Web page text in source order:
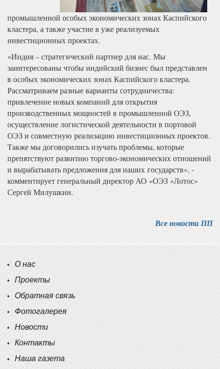
промышленной особых экономических зонах Каспийского
кластера, а также участие в уже реализуемых
инвестиционных проектах.
«Индия – стратегический партнер для нас. Мы
заинтересованы чтобы индийский бизнес был представлен
в особых экономических зонах Каспийского кластера.
Рассматриваем разные варианты сотрудничества:
привлечение новых компаний для открытия
производственных мощностей в промышленной ОЭЗ,
осуществление логистической деятельности в портовой
ОЭЗ и совместную реализацию инвестиционных проектов.
Также мы договорились изучать проблемы, которые
препятствуют развитию торгово-экономических отношений
и вырабатывать предложения для наших государств», -
комментирует генеральный директор АО «ОЭЗ «Лотос»
Сергей Милушкин.
Все новости ПП
О нас
Проекты
Обратная связь
Фотогалерея
Новости
Контакты
Наша газета